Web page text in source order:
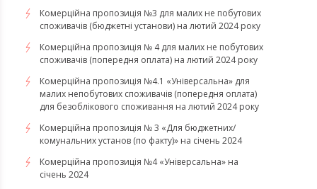
Комерційна пропозиція №3 для малих не побутових
споживачів (бюджетні установи) на лютий 2024 року
Комерційна пропозиція № 4 для малих не побутових
споживачів (попередня оплата) на лютий 2024 року
Комерційна пропозиція №4.1 «Універсальна» для
малих непобутових споживачів (попередня оплата)
для безоблікового споживання на лютий 2024 року
Комерційна пропозиція № 3 «Для бюджетних/
комунальних установ (по факту)» на січень 2024
Комерційна пропозиція №4 «Універсальна» на
січень 2024